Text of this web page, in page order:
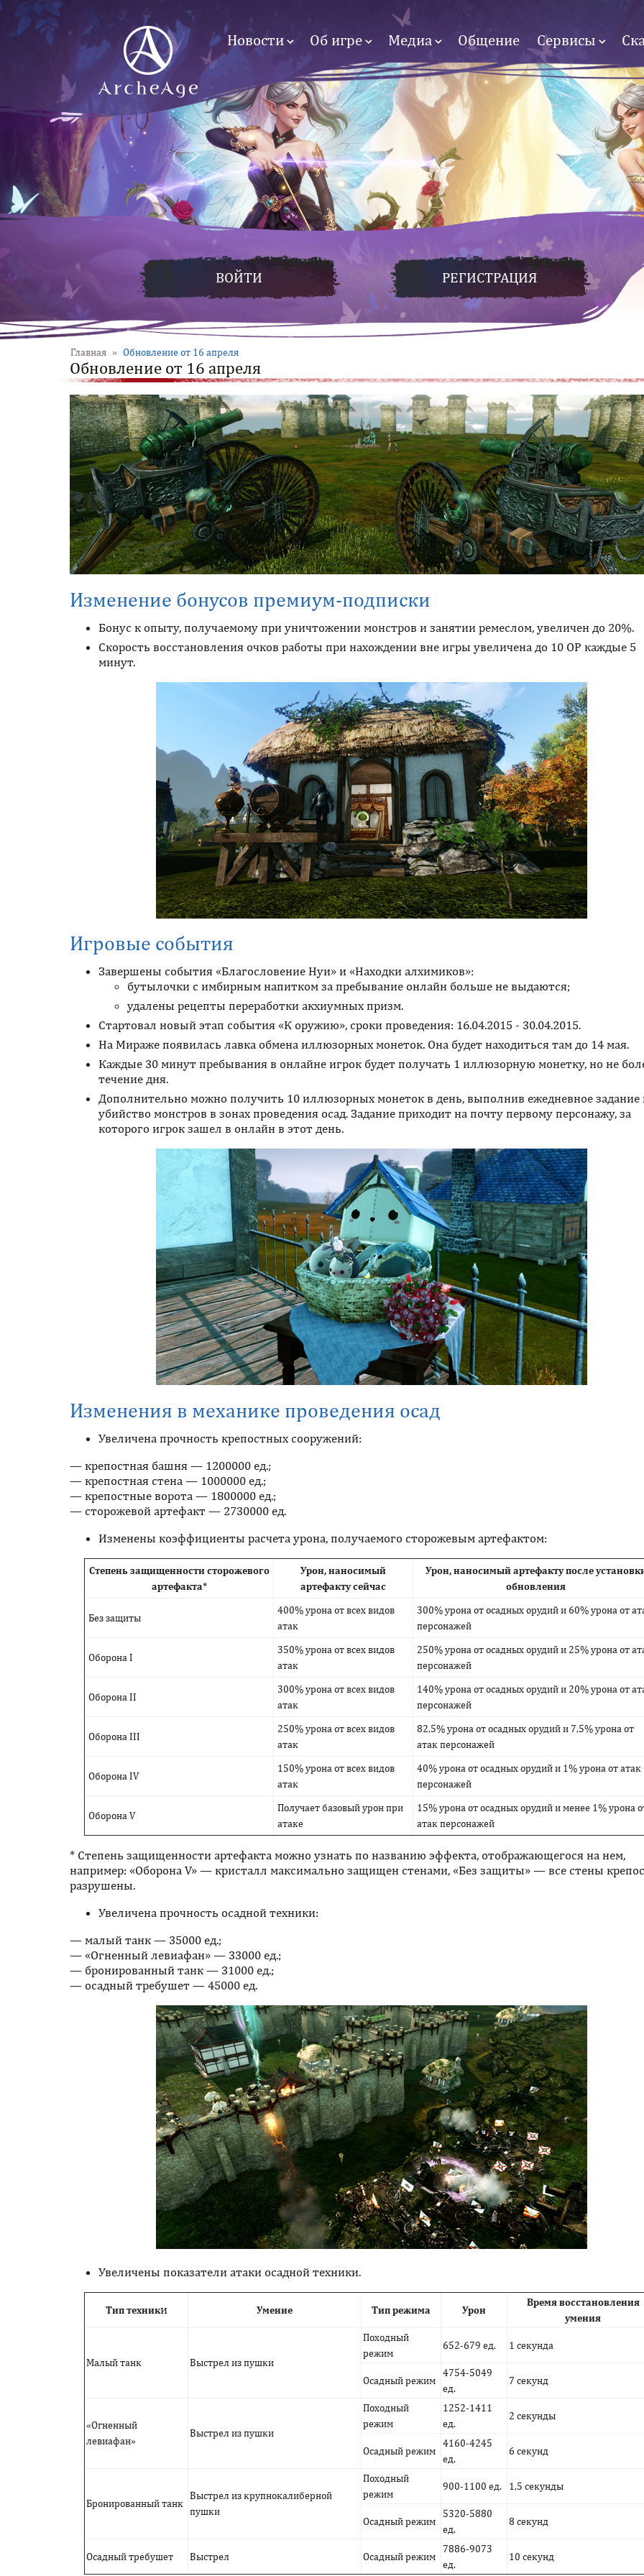
Новости Об игре Медиа Общение Сервисы
ВОЙТИ РЕГИСТРАЦИЯ
Главная » Обновление от 16 апреля
Обновление от 16 апреля
Изменение бонусов премиум-подписки
Бонус к опыту, получаемому при уничтожении монстров и занятии ремеслом, увеличен до 20%.
Скорость восстановления очков работы при нахождении вне игры увеличена до 10 ОР каждые 5
минут.
Игровые события
Завершены события «Благословение Нуи» и «Находки алхимиков»:
бутылочки с имбирным напитком за пребывание онлайн больше не выдаются;
удалены рецепты переработки акхиумных призм.
Стартовал новый этап события «К оружию», сроки проведения: 16.04.2015 - 30.04.2015.
На Мираже появилась лавка обмена иллюзорных монеток. Она будет находиться там до 14 мая.
Каждые 30 минут пребывания в онлайне игрок будет получать 1 иллюзорную монетку, но не
течение дня.
Дополнительно можно получить 10 иллюзорных монеток в день, выполнив ежедневное задание
убийство монстров в зонах проведения осад. Задание приходит на почту первому персонажу, за
которого игрок зашел в онлайн в этот день.
Изменения в механике проведения осад
Увеличена прочность крепостных сооружений:
— крепостная башня — 1200000 ед.;
— крепостная стена — 1000000 ед.;
— крепостные ворота — 1800000 ед.;
— сторожевой артефакт — 2730000 ед.
Изменены коэффициенты расчета урона, получаемого сторожевым артефактом:
Степень защищенности сторожевого
артефакта*
Урон, наносимый
артефакту сейчас
Урон, наносимый артефакту после
обновления
Без защиты
400% урона от всех видов
атак
300% урона от осадных орудий и 60% урона от
персонажей
Оборона I
350% урона от всех видов
атак
250% урона от осадных орудий и 25% урона от
персонажей
Оборона II
300% урона от всех видов
атак
140% урона от осадных орудий и 20% урона от
персонажей
Оборона III
250% урона от всех видов
атак
82,5% урона от осадных орудий и 7,5% урона от
атак персонажей
Оборона IV
150% урона от всех видов
атак
40% урона от осадных орудий и 1% урона от атак
персонажей
Оборона V
Получает базовый урон при
атаке
15% урона от осадных орудий и менее 1% урона
атак персонажей
* Степень защищенности артефакта можно узнать по названию эффекта, отображающегося на нем,
например: «Оборона V» — кристалл максимально защищен стенами, «Без защиты» — все стены
разрушены.
Увеличена прочность осадной техники:
— малый танк — 35000 ед.;
— «Огненный левиафан» — 33000 ед.;
— бронированный танк — 31000 ед.;
— осадный требушет — 45000 ед.
Увеличены показатели атаки осадной техники.
Тип техники Умение Тип режима Урон
Время восстановления
умения
Малый танк Выстрел из пушки
Походный
режим
652-679 ед. 1 секунда
Осадный режим
4754-5049
ед.
7 секунд
«Огненный
левиафан»
Выстрел из пушки
Походный
режим
1252-1411
ед.
2 секунды
Осадный режим
4160-4245
ед.
6 секунд
Бронированный танк
Выстрел из крупнокалиберной
пушки
Походный
режим
900-1100 ед. 1,5 секунды
Осадный режим
5320-5880
ед.
8 секунд
Осадный требушет Выстрел Осадный режим
7886-9073
ед.
10 секунд